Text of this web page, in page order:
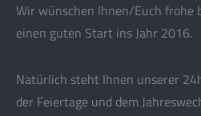
Wir wünschen Ihnen/Euch frohe
einen guten Start ins Jahr 2016.
Natürlich steht Ihnen unserer
der Feiertage und dem